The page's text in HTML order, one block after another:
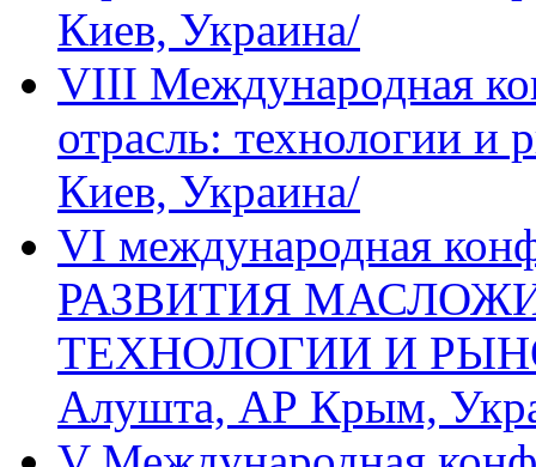
Киев, Украина/
VIII Международная
отрасль: технологии и
Киев, Украина/
VI международная
РАЗВИТИЯ
ТЕХНОЛОГИИ И
Алушта, АР Крым,